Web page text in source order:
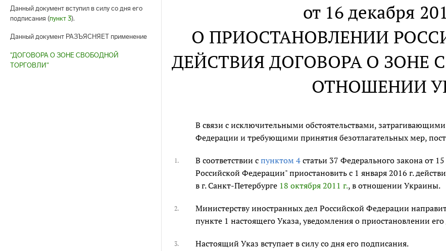
Данный документ вступил в силу со дня его
подписания (пункт 3).
Данный документ РАЗЪЯСНЯЕТ применение
"ДОГОВОРА О ЗОНЕ СВОБОДНОЙ
ТОРГОВЛИ"
от 16 декабря
О ПРИОСТАНОВЛЕНИИ
ДЕЙСТВИЯ ДОГОВОРА О ЗОНЕ
ОТНОШЕНИИ
В связи с исключительными обстоятельствами,
Федерации и требующими принятия безотлагательных мер,
1. В соответствии спунктом 4 статьи 37 Федерального закона от
Российской Федерации" приостановить с 1 января 2016 г.
в г. Санкт-Петербурге 18 октября 2011 г., в отношении Украины.
2. Министерству иностранных дел Российской Федерации
пункте 1 настоящего Указа, уведомления о приостановлении
3. Настоящий Указ вступает в силу со дня его подписания.